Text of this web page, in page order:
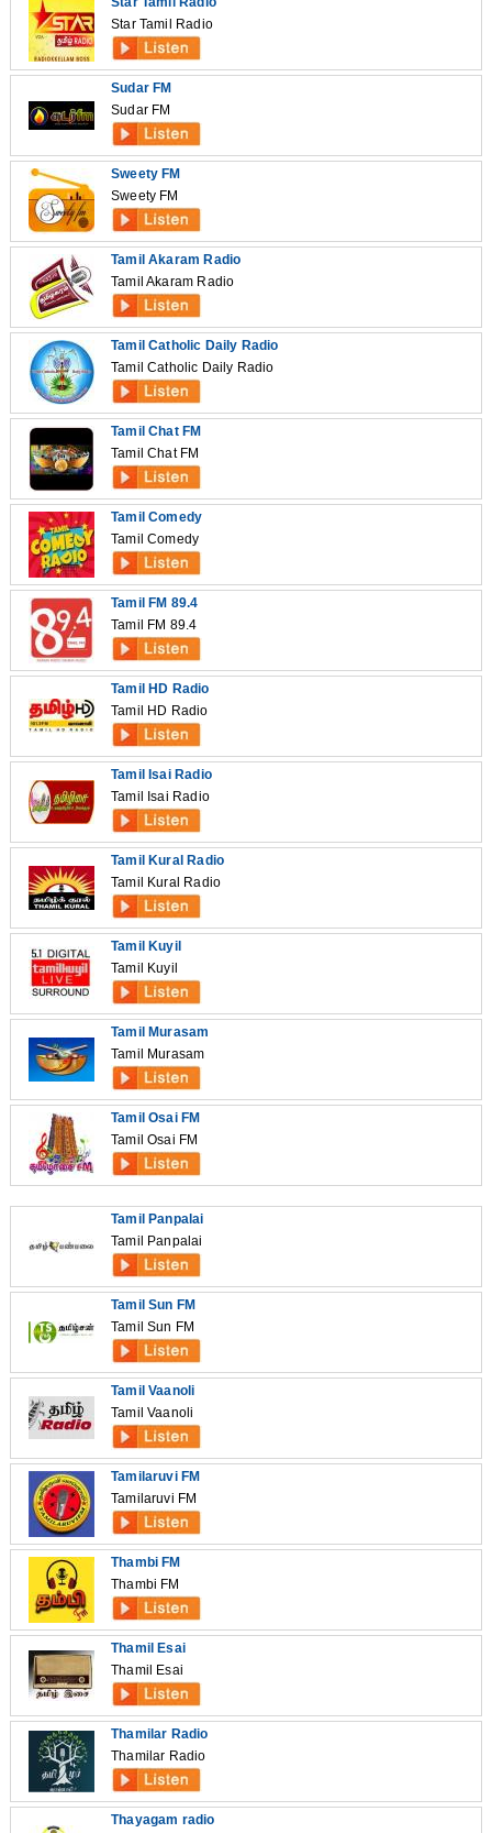
Star Tamil Radio
Sudar FM
Sudar FM
Sweety FM
Sweety FM
Tamil Akaram Radio
Tamil Akaram Radio
Tamil Catholic Daily Radio
Tamil Catholic Daily Radio
Tamil Chat FM
Tamil Chat FM
Tamil Comedy
Tamil Comedy
Tamil FM 89.4
Tamil FM 89.4
Tamil HD Radio
Tamil HD Radio
Tamil Isai Radio
Tamil Isai Radio
Tamil Kural Radio
Tamil Kural Radio
Tamil Kuyil
Tamil Kuyil
Tamil Murasam
Tamil Murasam
Tamil Osai FM
Tamil Osai FM
Tamil Panpalai
Tamil Panpalai
Tamil Sun FM
Tamil Sun FM
Tamil Vaanoli
Tamil Vaanoli
Tamilaruvi FM
Tamilaruvi FM
Thambi FM
Thambi FM
Thamil Esai
Thamil Esai
Thamilar Radio
Thamilar Radio
Thayagam radio